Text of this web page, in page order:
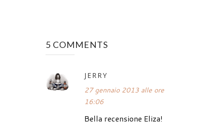
5 COMMENTS
JERRY
27 gennaio 2013 alle ore
16:06
Bella recensione Eliza!